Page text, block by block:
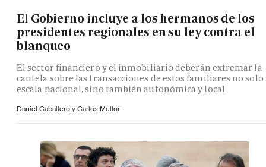
El Gobierno incluye a los hermanos de los
presidentes regionales en su ley contra el
blanqueo
El sector financiero y el inmobiliario deberán extremar la
cautela sobre las transacciones de estos familiares no solo
escala nacional, sino también autonómica y local
Daniel Caballero y Carlos Mullor